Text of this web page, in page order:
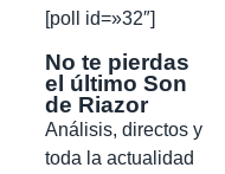
[poll id=»32″]
No te pierdas
el último Son
de Riazor
Análisis, directos y
toda la actualidad